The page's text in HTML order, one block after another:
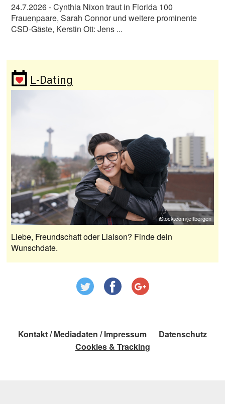
24.7.2026- Cynthia Nixon traut in Florida 100
Frauenpaare, Sarah Connor und weitere prominente
CSD-Gäste, Kerstin Ott: Jens ...
L-Dating
iStock.com/jeffbergen
Liebe, Freundschaft oder Liaison? Finde dein
Wunschdate.
Kontakt / Mediadaten / Impressum
Datenschutz
Cookies & Tracking